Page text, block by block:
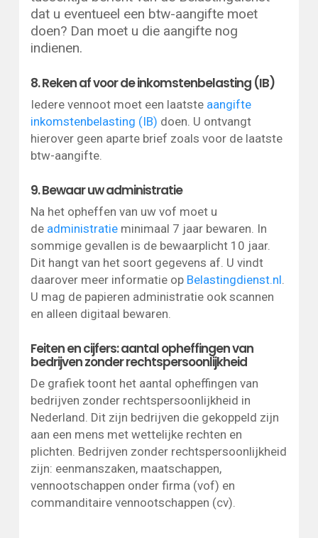
dat u eventueel een btw-aangifte moet
doen? Dan moet u die aangifte nog
indienen.
8. Reken af voor de inkomstenbelasting (IB)
Iedere vennoot moet een laatste aangifte
inkomstenbelasting (IB) doen. U ontvangt
hierover geen aparte brief zoals voor de laatste
btw-aangifte.
9. Bewaar uw administratie
Na het opheffen van uw vof moet u
de administratieminimaal 7 jaar bewaren. In
sommige gevallen is de bewaarplicht 10 jaar.
Dit hangt van het soort gegevens af. U vindt
daarover meer informatie op Belastingdienst.nl.
U mag de papieren administratie ook scannen
en alleen digitaal bewaren.
Feiten en cijfers: aantal opheffingen van
bedrijven zonder rechtspersoonlijkheid
De grafiek toont het aantal opheffingen van
bedrijven zonder rechtspersoonlijkheid in
Nederland. Dit zijn bedrijven die gekoppeld zijn
aan een mens met wettelijke rechten en
plichten. Bedrijven zonder rechtspersoonlijkheid
zijn: eenmanszaken, maatschappen,
vennootschappen onder firma (vof) en
commanditaire vennootschappen (cv).